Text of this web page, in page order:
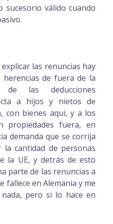
sucesorio válido cuando
las renuncias hay
de fuera de la
las deducciones
a hijos y nietos de
con bienes aquí, y a los
propiedades fuera, en
demanda que se corrija
cantidad de personas
la UE, y detrás de esto
parte de las renuncias a
fallece en Alemania y me
pero si lo hace en